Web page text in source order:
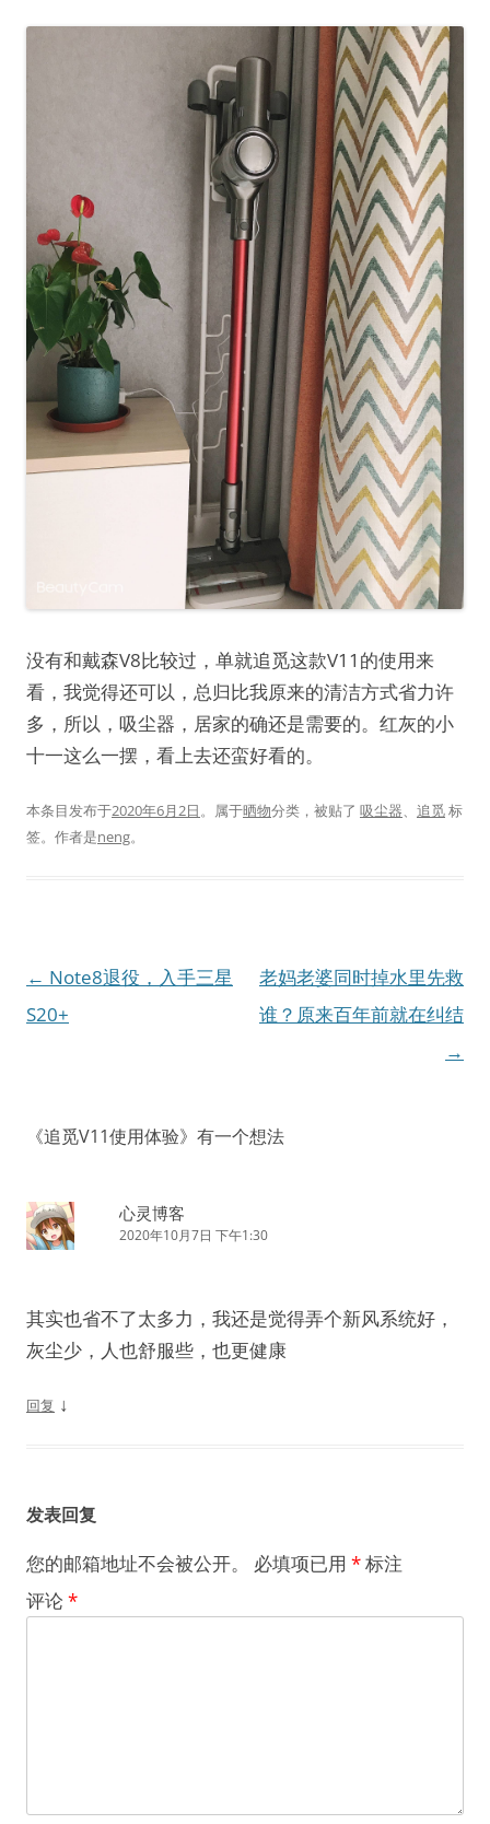
没有和戴森V8比较过，单就追觅这款V11的使用来
看，我觉得还可以，总归比我原来的清洁方式省力许
多，所以，吸尘器，居家的确还是需要的。红灰的小
十一这么一摆，看上去还蛮好看的。
本条目发布于2020年6月2日。属于晒物分类，被贴了 吸尘器、 追觅标
签。 作者是neng。
文
章
← Note8退役，入手三星
S20+
老妈老婆同时掉水里先救
谁？原来百年前就在纠结
→
《追觅V11使用体验》有一个想法
心灵博客
2020年10月7日 下午1:30
其实也省不了太多力，我还是觉得弄个新风系统好，
灰尘少，人也舒服些，也更健康
回复 ↓
发表回复
您的邮箱地址不会被公开。 必填项已用 *标注
评论 *